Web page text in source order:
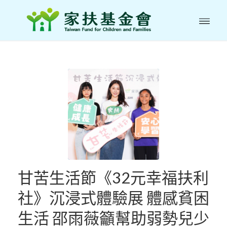
甘苦生活節《32元幸福扶利
社》沉浸式體驗展 體感貧困
生活 邵雨薇籲幫助弱勢兒少